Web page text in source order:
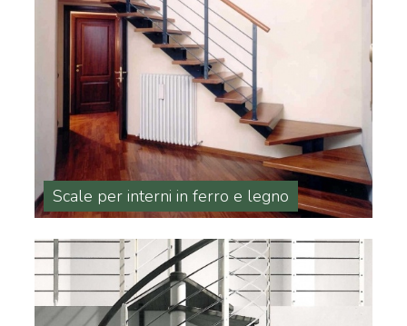
Scale per interni in ferro e legno